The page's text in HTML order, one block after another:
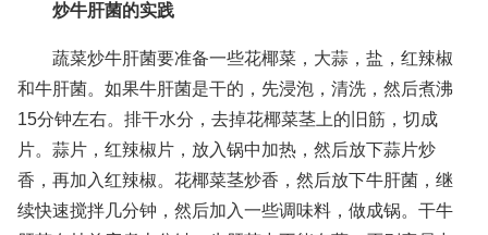
炒牛肝菌的实践
蔬菜炒牛肝菌要准备一些花椰菜，大蒜，盐，红辣椒
和牛肝菌。如果牛肝菌是干的，先浸泡，清洗，然后煮沸
15分钟左右。排干水分，去掉花椰菜茎上的旧筋，切成
片。蒜片，红辣椒片，放入锅中加热，然后放下蒜片炒
香，再加入红辣椒。花椰菜茎炒香，然后放下牛肝菌，继
续快速搅拌几分钟，然后加入一些调味料，做成锅。干牛